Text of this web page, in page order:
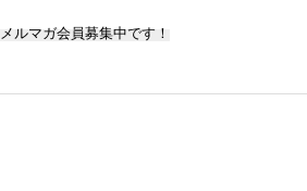
メルマガ会員募集中です！